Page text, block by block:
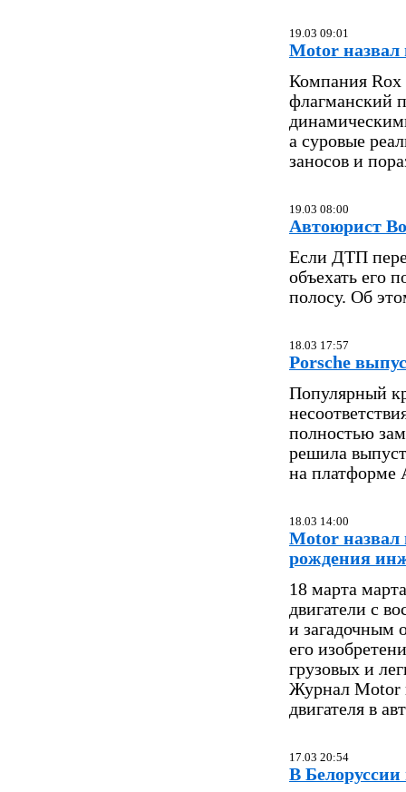
19.03 09:01
Motor
Компания Rox
флагманский
а суровые
заносов и
19.03 08:00
Автоюрист
Если ДТП
объехать его
полосу. Об
18.03 17:57
Porsche
Популярный
полностью
решила
на платформе
18.03 14:00
Motor назвал
рождения
18 марта
двигатели с
и загадочным
его
грузовых и
Журнал Motor
двигателя в
17.03 20:54
В